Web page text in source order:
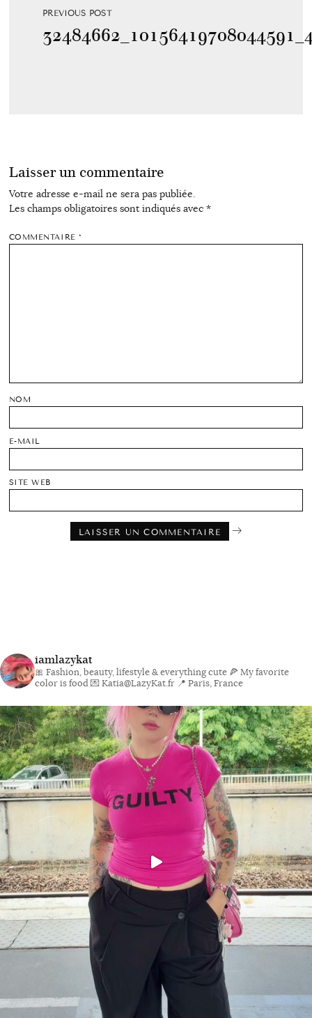
PREVIOUS POST
Laisser un commentaire
Votre adresse e-mail ne sera pas publiée.
Les champs obligatoires sont indiqués avec *
COMMENTAIRE*
NOM
E-MAIL
SITE WEB
iamlazykat
🎀 Fashion, beauty, lifestyle & everything cute 🍕 My favorite
color is food💌 Katia@LazyKat.fr 📍 Paris, France